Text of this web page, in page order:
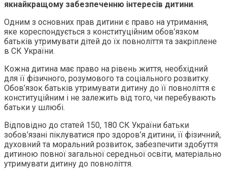
якнайкращому забезпеченню інтересів дитини.
Одним з основних прав дитини є право на утримання,
яке кореспондується з конституційним обов’язком
батьків утримувати дітей до їх повноліття та закріплене
в СК України.
Кожна дитина має право на рівень життя, необхідний
для її фізичного, розумового та соціального розвитку.
Обов’язок батьків утримувати дитину до її повноліття є
конституційним і не залежить від того, чи перебувають
батьки у шлюбі.
Відповідно до статей 150, 180 СК України батьки
зобов’язані піклуватися про здоров’я дитини, її фізичний,
духовний та моральний розвиток, забезпечити здобуття
дитиною повної загальної середньої освіти, матеріально
утримувати дитину до повноліття.